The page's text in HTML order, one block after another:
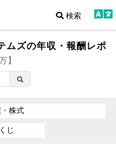
検索
ムズの年収・報酬レポ
】
株式
じ